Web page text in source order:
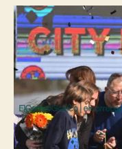
entrada